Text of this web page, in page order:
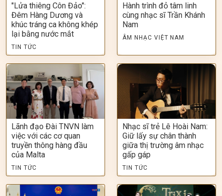
"Lửa thiêng Côn Đảo":
Đêm Hàng Dương và
khúc tráng ca không khép
lại bằng nước mắt
TIN TỨC
Hành trình đỏ tâm linh
cùng nhạc sĩ Trần Khánh
Nam
ÂM NHẠC VIỆT NAM
Lãnh đạo Đài TNVN làm
việc với các cơ quan
truyền thông hàng đầu
của Malta
TIN TỨC
Nhạc sĩ trẻ Lê Hoài Nam:
Giữ lấy sự chân thành
giữa thị trường âm nhạc
gấp gáp
TIN TỨC